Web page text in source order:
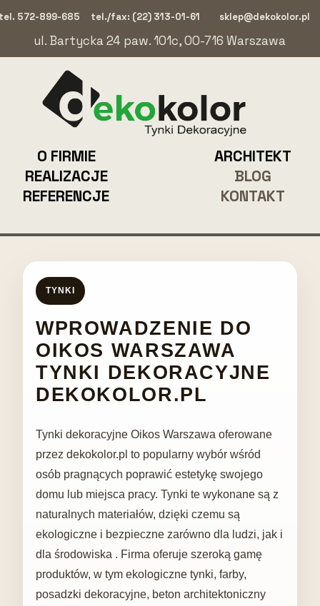
KONTAKT
BLOG
REALIZACJE
ARCHITEKT
REFERENCJE
O FIRMIE
ul. Bartycka 24 paw. 101c, 00-716 Warszawa
sklep@dekokolor.pl
tel./fax: (22) 313-01-61
572-899-685
TYNKI
WPROWADZENIE DO
OIKOS WARSZAWA
TYNKI DEKORACYJNE
DEKOKOLOR.PL
Tynki dekoracyjne Oikos Warszawa oferowane
przez dekokolor.pl to popularny wybór wśród
osób pragnących poprawić estetykę swojego
domu lub miejsca pracy. Tynki te wykonane są z
naturalnych materiałów, dzięki czemu są
ekologiczne i bezpieczne zarówno dla ludzi, jak i
dla środowiska . Firma oferuje szeroką gamę
produktów, w tym ekologiczne tynki, farby,
posadzki dekoracyjne, beton architektoniczny